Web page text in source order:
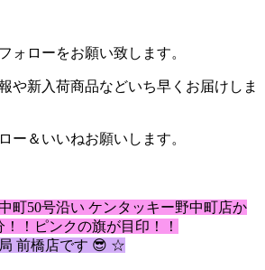
ォローをお願い致します。
や新入荷商品などいち早くお届けしま
ー＆いいねお願いします。
町50号沿い ケンタッキー野中町店か
！！ピンクの旗が目印！！
前橋店です 😎 ☆